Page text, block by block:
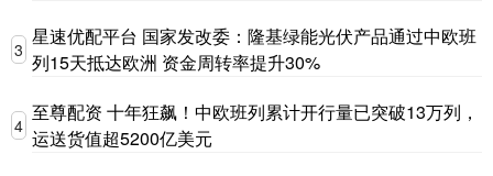
3
星速优配平台 国家发改委：隆基绿能光伏产品通过中欧班
列15天抵达欧洲 资金周转率提升30%
4
至尊配资 十年狂飙！中欧班列累计开行量已突破13万列，
运送货值超5200亿美元